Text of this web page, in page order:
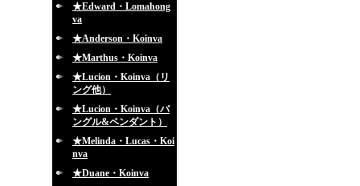
★Edward・Lomahong
va
★Anderson・Koinva
★Marthus・Koinva
★Lucion・Koinva（リ
ング他）
★Lucion・Koinva（バ
ングル&ペンダント）
★Melinda・Lucas・Koi
nva
★Duane・Koinva